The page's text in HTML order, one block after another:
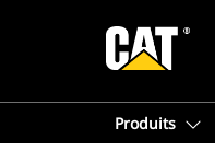
Produits